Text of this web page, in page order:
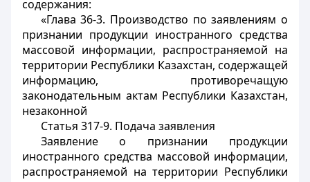
содержания:
«Глава 36-3. Производство по заявлениям о
признании продукции иностранного средства
массовой информации, распространяемой на
территории Республики Казахстан, содержащей
информацию, противоречащую
законодательным актам Республики Казахстан,
незаконной
Статья 317-9. Подача заявления
Заявление о признании продукции
иностранного средства массовой информации,
распространяемой на территории Республики